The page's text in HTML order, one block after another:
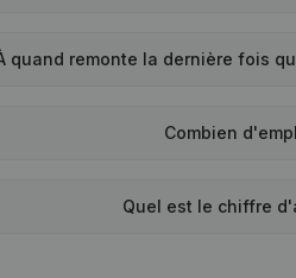
quand remonte la dernière fois
Combien
Quel est le chiffre